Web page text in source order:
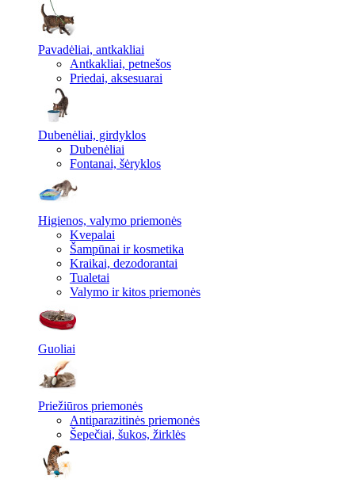
Pavadėliai, antkakliai
Antkakliai, petnešos
Priedai, aksesuarai
Dubenėliai, girdyklos
Dubenėliai
Fontanai, šėryklos
Higienos, valymo priemonės
Kvepalai
Šampūnai ir kosmetika
Kraikai, dezodorantai
Tualetai
Valymo ir kitos priemonės
Guoliai
Priežiūros priemonės
Antiparazitinės priemonės
Šepečiai, šukos, žirklės